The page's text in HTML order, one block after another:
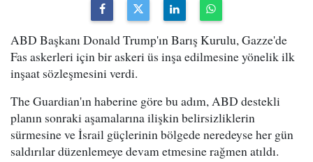
ABD Başkanı Donald Trump'ın Barış Kurulu, Gazze'de
Fas askerleri için bir askeri üs inşa edilmesine yönelik ilk
inşaat sözleşmesini verdi.
The Guardian'ın haberine göre bu adım, ABD destekli
planın sonraki aşamalarına ilişkin belirsizliklerin
sürmesine ve İsrail güçlerinin bölgede neredeyse her gün
saldırılar düzenlemeye devam etmesine rağmen atıldı.